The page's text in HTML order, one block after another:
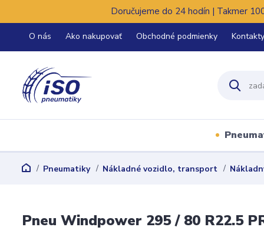
Doručujeme do 24 hodín | Takmer
O nás Ako nakupovať Obchodné podmienky Kontakty
Pneumatiky Nákladné vozidlo, transport
Pneu Windpower 295 / 80 R22.5